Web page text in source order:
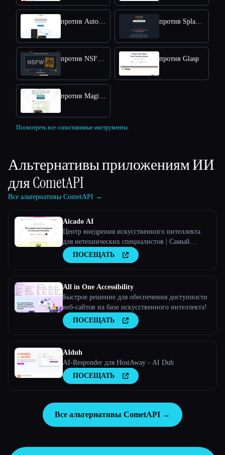
против Autoname против SplashAI
против NSFW JS против Glasp
против Magic Mate
Посмотреть все сопоставимые инструменты.
Альтернативы приложениям ИИ
дляCometAPI
Все альтернативы CometAPI →
Aicado AI
Центр внедрения искусственного интеллекта
для нетехнических специалистов | Самый
простой способ интеграции искусственного
интеллекта в ваш бизнес
ПОСЕЩАТЬ
All in One Accessibility
Быстрое решение для обеспечения доступности
веб-сайтов на базе искусственного интеллекта!
ПОСЕЩАТЬ
AIduh
AI-Responder для HostAway - AI Duh
ПОСЕЩАТЬ
Все альтернативы CometAPI →